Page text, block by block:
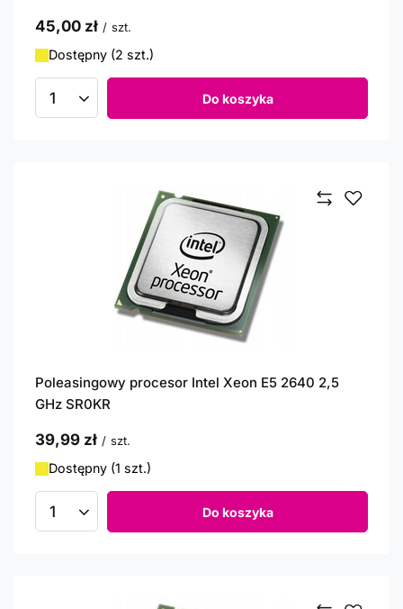
45,00 zł / szt.
Dostępny (2 szt.)
Ilość produktów Do koszyka
Poleasingowy procesor Intel Xeon E5 2640 2,5
GHz SR0KR
39,99 zł / szt.
Dostępny (1 szt.)
Ilość produktów Do koszyka